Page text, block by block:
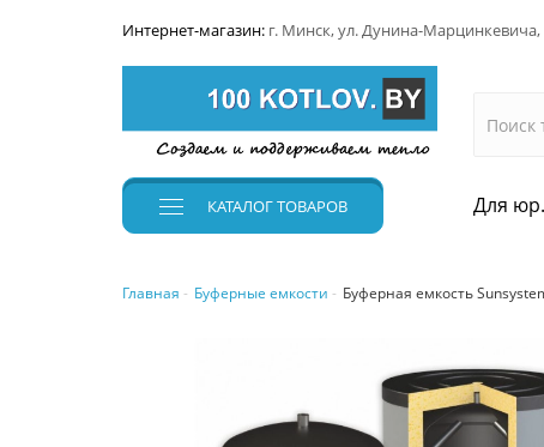
Интернет-магазин: г. Минск, ул. Дунина-Марцинкевича,
КАТАЛОГТОВАРОВ Для
Главная Буферные емкости Буферная емкость